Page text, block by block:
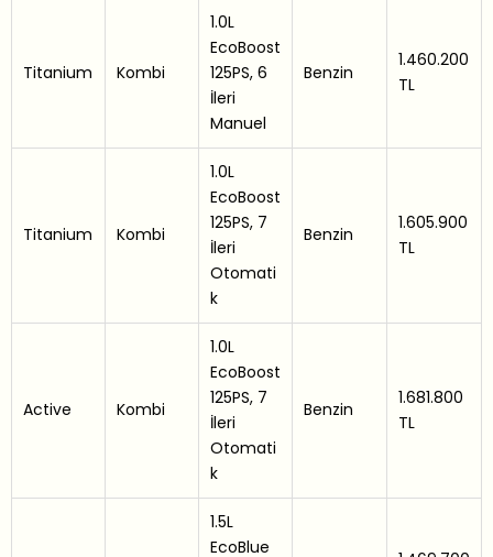
Titanium Kombi
1.0L
EcoBoost
125PS, 6
İleri
Manuel
Benzin
1.460.200
TL
Titanium Kombi
1.0L
EcoBoost
125PS, 7
İleri
Otomati
k
Benzin
1.605.900
TL
Active Kombi
1.0L
EcoBoost
125PS, 7
İleri
Otomati
k
Benzin
1.681.800
TL
1.5L
EcoBlue